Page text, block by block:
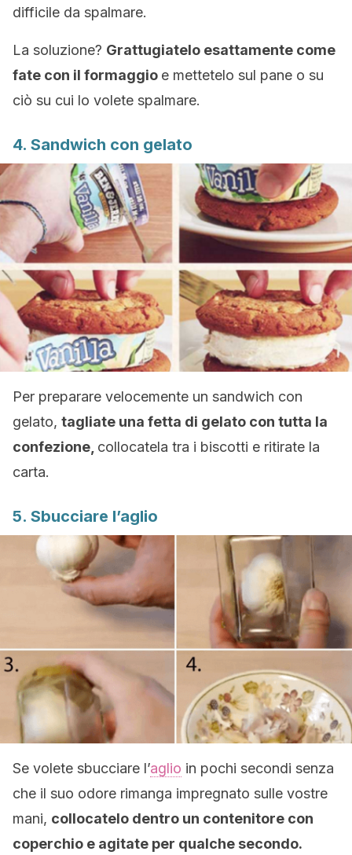
difficile da spalmare.
La soluzione? Grattugiatelo esattamente come
fate con il formaggio e mettetelo sul pane o su
ciò su cui lo volete spalmare.
4. Sandwich con gelato
Per preparare velocemente un sandwich con
gelato, tagliate una fetta di gelato con tutta la
confezione, collocatela tra i biscotti e ritirate la
carta.
5. Sbucciare l’aglio
Se volete sbucciare l’aglio in pochi secondi senza
che il suo odore rimanga impregnato sulle vostre
mani, collocatelo dentro un contenitore con
coperchio e agitate per qualche secondo.